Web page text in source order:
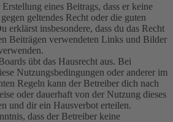
eines Beitrags, dass er keine
geltendes Recht oder die guten
erklärst insbesondere, dass du das Recht
Beiträgen verwendeten Links und Bilder
übt das Hausrecht aus. Bei
Nutzungsbedingungen oder anderer im
Regeln kann der Betreiber dich nach
oder dauerhaft von der Nutzung dieses
und dir ein Hausverbot erteilen.
dass der Betreiber keine